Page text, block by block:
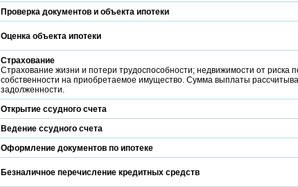
Проверка документов и объекта ипотеки
Оценка объекта ипотеки
Страхование
Страхование жизни и потери трудоспособности; недвижимости от риска
собственности на приобретаемое имущество. Сумма выплаты
задолженности.
Открытие ссудного счета
Ведение ссудного счета
Оформление документов по ипотеке
Безналичное перечисление кредитных средств